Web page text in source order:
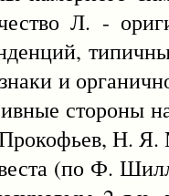
Л. -
и
стороны
Н. Я.
(по Ф.